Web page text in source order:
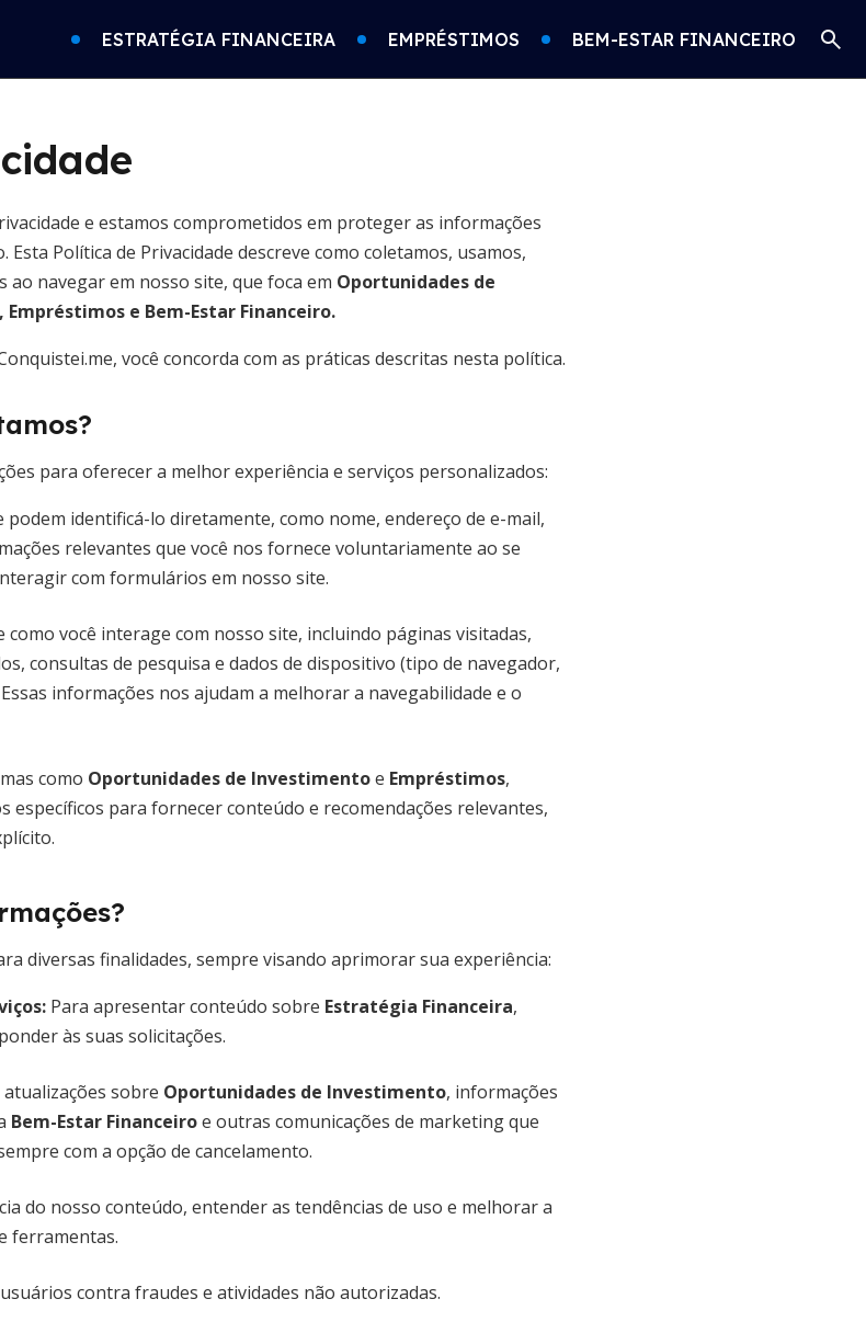
ESTRATÉGIA FINANCEIRA EMPRÉSTIMOS BEM-ESTAR FINANCEIRO
e estamos comprometidos em proteger as informações
Política de Privacidade descreve como coletamos, usamos,
ao navegar em nosso site, que foca em Oportunidades de
e Bem-Estar Financeiro.
você concorda com as práticas descritas nesta política.
para oferecer a melhor experiência e serviços personalizados:
podem identificá-lo diretamente, como nome, endereço de e-mail,
relevantes que você nos fornece voluntariamente ao se
com formulários em nosso site.
como você interage com nosso site, incluindo páginas visitadas,
consultas de pesquisa e dados de dispositivo (tipo de navegador,
informações nos ajudam a melhorar a navegabilidade e o
como Oportunidades de Investimentoe Empréstimos,
específicos para fornecer conteúdo e recomendações relevantes,
diversas finalidades, sempre visando aprimorar sua experiência:
Para apresentar conteúdo sobre Estratégia Financeira,
às suas solicitações.
sobre Oportunidades de Investimento, informações
Bem-Estar Financeiroe outras comunicações de marketing que
com a opção de cancelamento.
do nosso conteúdo, entender as tendências de uso e melhorar a
ferramentas.
contra fraudes e atividades não autorizadas.